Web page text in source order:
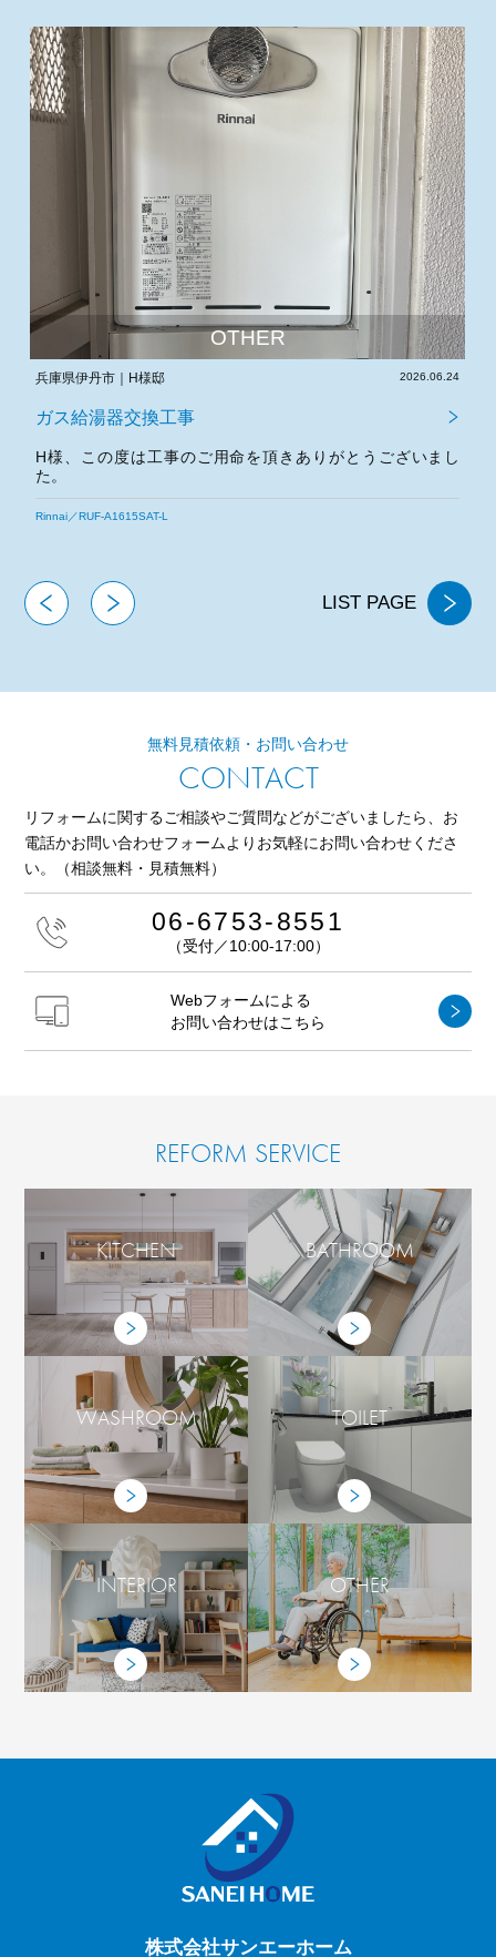
OTHER
丹市｜H様邸
湯器交換工事
の度は工事のご用命を頂きありがとうございまし
宜しくお願いいたします。
A1615SAT-L
大阪府東大阪
ガス給湯
T様、この
今後とも宜
LIST PAGE
無料見積依頼・お問い合わせ
CONTACT
リフォームに関するご相談やご質問などがございましたら、 お
電話かお問い合わせフォームよりお気軽にお問い合わせくださ
い。
（相談無料・見積無料）
06-6753-8551
（受付／10:00-17:00）
Webフォームによる
お問い合わせはこちら
REFORM SERVICE
KITCHEN BATHROOM
WASHROOM TOILET
INTERIOR OTHER
株式会社サンエーホーム